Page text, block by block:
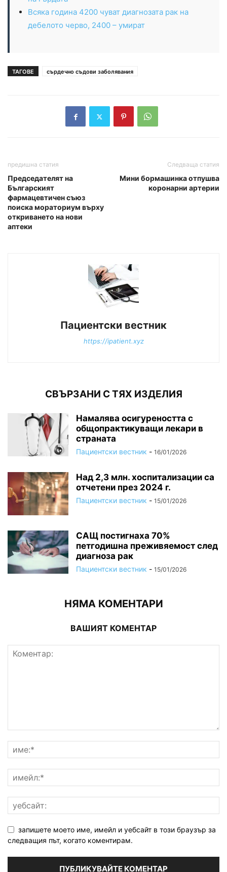
Всяка година 4200 чуват диагнозата рак на
дебелото черво, 2400 – умират
ТАГОВЕ сърдечно съдови заболявания
предишна статия
Председателят на
Българският
фармацевтичен съюз
поиска мораториум върху
откриването на нови
аптеки
Следваща статия
Мини бормашинка отпушва
коронарни артерии
Пациентски вестник
https://ipatient.xyz
СВЪРЗАНИ С ТЯХ ИЗДЕЛИЯ
Намалява осигуреността с
общопрактикуващи лекари в
страната
Пациентски вестник - 16/01/2026
Над 2,3 млн. хоспитализации са
отчетени през 2024 г.
Пациентски вестник - 15/01/2026
САЩ постигнаха 70%
петгодишна преживяемост след
диагноза рак
Пациентски вестник - 15/01/2026
НЯМА КОМЕНТАРИ
ВАШИЯТ КОМЕНТАР
запишете моето име, имейл и уебсайт в този браузър за
следващия път, когато коментирам.